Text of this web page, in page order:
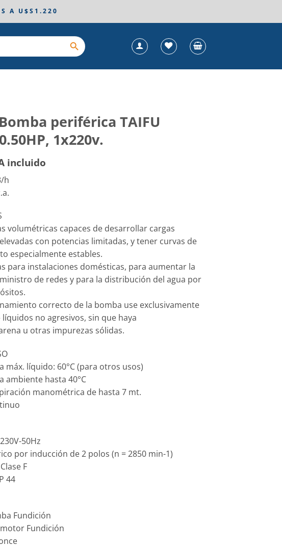
A U$S1.220
periférica TAIFU
1x220v.
incluido
h
volumétricas capaces de desarrollar cargas
con potencias limitadas, y tener curvas de
especialmente estables.
para instalaciones domésticas, para aumentar la
de redes y para la distribución del agua por
correcto de la bomba use exclusivamente
no agresivos, sin que haya
u otras impurezas sólidas.
máx. líquido: 60°C (para otros usos)
ambiente hasta 40°C
manométrica de hasta 7 mt.
50Hz
por inducción de 2 polos (n = 2850 min-1)
F
44
Fundición
Fundición